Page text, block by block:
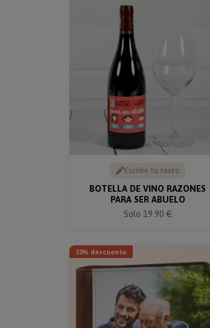
Escribe tu texto
BOTELLA DE VINO RAZONES
PARA SER ABUELO
Solo 19.90 €
10% descuento